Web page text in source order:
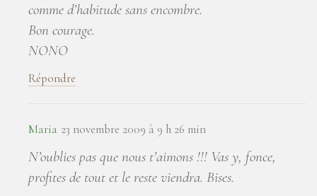
comme d’habitude sans encombre.
Bon courage.
NONO
Répondre
Maria 23 novembre 2009 à 9 h 26 min
N’oublies pas que nous t’aimons !!! Vas y, fonce,
profites de tout et le reste viendra. Bises.